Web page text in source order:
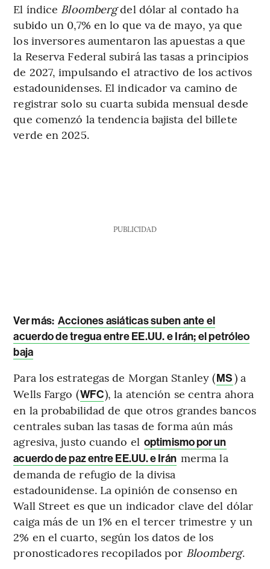
El índice Bloombergdel dólar al contado ha
subido un 0,7% en lo que va de mayo, ya que
los inversores aumentaron las apuestas a que
la Reserva Federal subirá las tasas a principios
de 2027, impulsando el atractivo de los activos
estadounidenses. El indicador va camino de
registrar solo su cuarta subida mensual desde
que comenzó la tendencia bajista del billete
verde en 2025.
PUBLICIDAD
Ver más: Acciones asiáticas suben ante el
acuerdo de tregua entre EE.UU. e Irán; el petróleo
baja
Para los estrategas de Morgan Stanley (MS) a
Wells Fargo (WFC), la atención se centra ahora
en la probabilidad de que otros grandes bancos
centrales suban las tasas de forma aún más
agresiva, justo cuando el optimismo por un
acuerdo de paz entre EE.UU. e Irán merma la
demanda de refugio de la divisa
estadounidense. La opinión de consenso en
Wall Street es que un indicador clave del dólar
caiga más de un 1% en el tercer trimestre y un
2% en el cuarto, según los datos de los
pronosticadores recopilados por Bloomberg.